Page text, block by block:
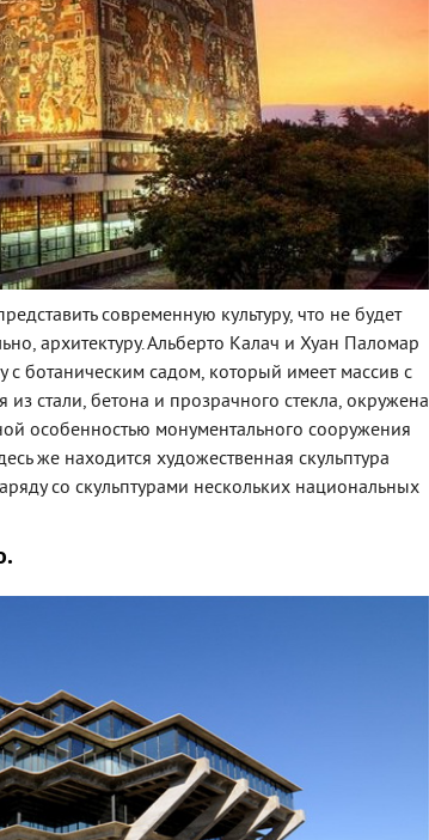
современную культуру, что не будет
архитектуру. Альберто Калач и Хуан Паломар
с ботаническим садом, который имеет массив с
стали, бетона и прозрачного стекла, окружена
особенностью монументального сооружения
же находится художественная скульптура
со скульптурами нескольких национальных